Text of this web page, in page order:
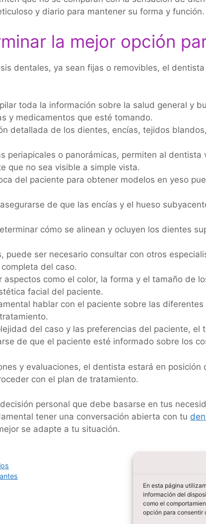
En esta página
información del
como el
opción para consentir
y diario para mantener su forma y función.
la mejor opción
dentales, ya sean fijas o removibles, el
toda la información sobre la salud general y
y medicamentos que esté tomando.
detallada de los dientes, encías, tejidos
periapicales o panorámicas, permiten al
que no sea visible a simple vista.
del paciente para obtener modelos en yeso
de que las encías y el hueso
cómo se alinean y ocluyen los dientes
puede ser necesario consultar con otros
del caso.
como el color, la forma y el tamaño de
facial del paciente.
hablar con el paciente sobre las
del caso y las preferencias del paciente,
de que el paciente esté informado sobre los
y evaluaciones, el dentista estará en
con el plan de tratamiento.
personal que debe basarse en tus
tener una conversación abierta con tu
se adapte a tu situación.